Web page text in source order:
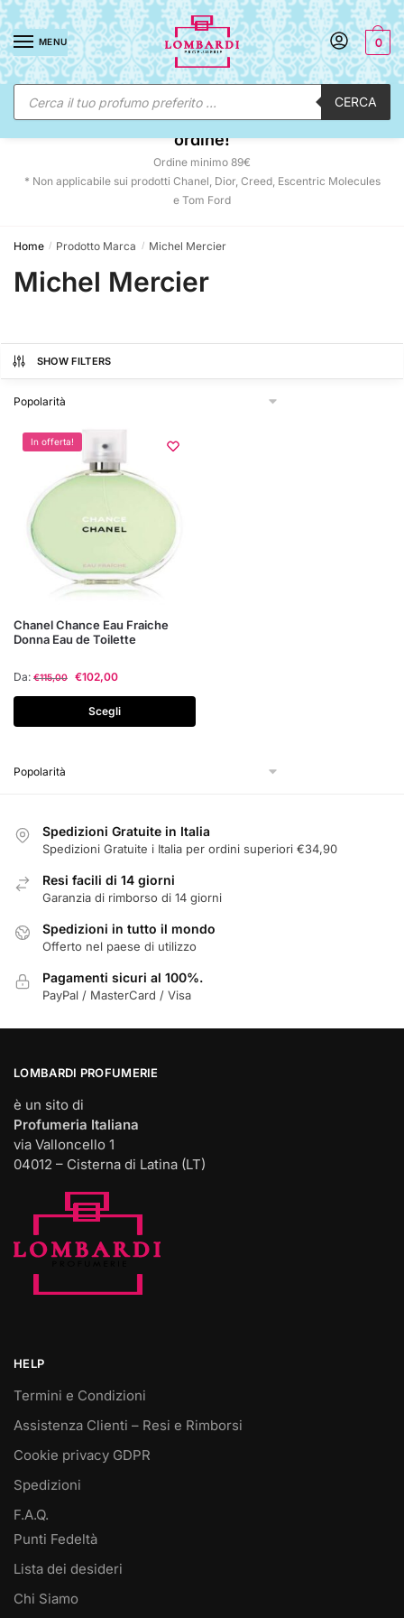
Skip
to
navigation
Skip
to
content
MENU
Ricerca
prodotti CERCA
0
☀️ SUNNY DAYS:-12% automatico sul tuo
ordine!
Ordine minimo 89€
* Non applicabile sui prodotti Chanel, Dior, Creed, Escentric Molecules
e Tom Ford
Home / Prodotto Marca / Michel Mercier
Michel Mercier
SHOW FILTERS
In offerta!
Chanel Chance Eau Fraiche
Donna Eau de Toilette
Da: €115,00 €102,00
Scegli
Questo
prodotto
Le
possono
nella
pagina
del
prodotto
Spedizioni Gratuite in Italia
Spedizioni Gratuite i Italia per ordini superiori €34,90
Resi facili di 14 giorni
Garanzia di rimborso di 14 giorni
Spedizioni in tutto il mondo
Offerto nel paese di utilizzo
Pagamenti sicuri al 100%.
PayPal / MasterCard / Visa
LOMBARDI PROFUMERIE
è un sito di
Profumeria Italiana
via Valloncello 1
04012 – Cisterna di Latina (LT)
HELP
Termini e Condizioni
Assistenza Clienti – Resi e Rimborsi
Cookie privacy GDPR
Spedizioni
F.A.Q.
Punti Fedeltà
Lista dei desideri
Chi Siamo